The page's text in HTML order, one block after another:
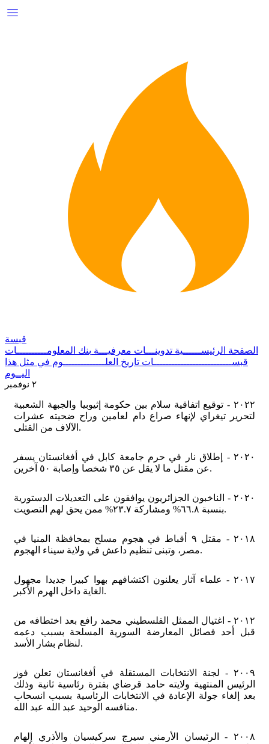
قبسة
الصفحة الرئيســــــية تدوينـــات معرفيـــة بنك المعلومــــــــــات
قبســــــــــــــــــــــــــات تاريخ العلــــــــــــــوم في مثل هذا
اليــوم
٢ نوفمبر
٢٠٢٢ - توقيع اتفاقية سلام بين حكومة إثيوبيا والجبهة الشعبية
لتحرير تيغراي لإنهاء صراع دام لعامين وراح ضحيته عشرات
الآلاف من القتلى.
٢٠٢٠ - إطلاق نار في حرم جامعة كابل في أفغانستان يسفر
عن مقتل ما لا يقل عن ٣٥ شخصا وإصابة ٥٠ آخرين.
٢٠٢٠ - الناخبون الجزائريون يوافقون على التعديلات الدستورية
بنسبة ٦٦.٨% ومشاركة ٢٣.٧% ممن يحق لهم التصويت.
٢٠١٨ - مقتل ٩ أقباط في هجوم مسلح بمحافظة المنيا في
مصر، وتبنى تنظيم داعش في ولاية سيناء الهجوم.
٢٠١٧ - علماء آثار يعلنون اكتشافهم بهوا كبيرا جديدا مجهول
الغاية داخل الهرم الأكبر.
٢٠١٢ - اغتيال الممثل الفلسطيني محمد رافع بعد اختطافه من
قبل أحد فصائل المعارضة السورية المسلحة بسبب دعمه
لنظام بشار الأسد.
٢٠٠٩ - لجنة الانتخابات المستقلة في أفغانستان تعلن فوز
الرئيس المنتهية ولايته حامد قرضاي بفترة رئاسية ثانية وذلك
بعد إلغاء جولة الإعادة في الانتخابات الرئاسية بسبب انسحاب
منافسه الوحيد عبد الله عبد الله.
٢٠٠٨ - الرئيسان الأرمني سيرج سركيسيان والأذري إلهام